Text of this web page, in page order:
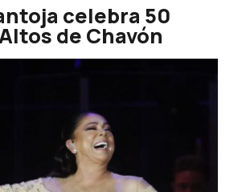
celebra 50
de Chavón